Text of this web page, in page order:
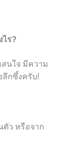
ร?
นใจ มีความ
ลึกซึ้งครับ!
ตัว หรือจาก